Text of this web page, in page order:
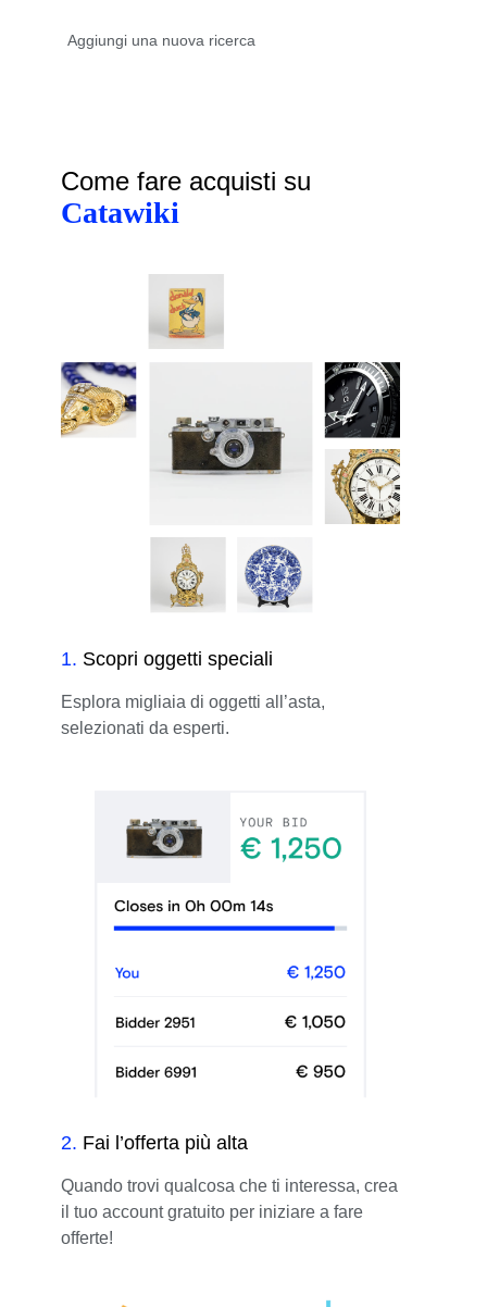
Come fare acquisti su
Catawiki
1. Scopri oggetti speciali
Esplora migliaia di oggetti all’asta,
selezionati da esperti.
2. Fai l’offerta più alta
Quando trovi qualcosa che ti interessa, crea
il tuo account gratuito per iniziare a fare
offerte!